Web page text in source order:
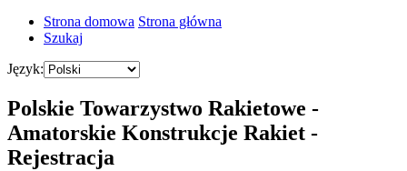
Strona domowa Strona główna
Szukaj
Język:
Polskie Towarzystwo Rakietowe -
Amatorskie Konstrukcje Rakiet -
Rejestracja